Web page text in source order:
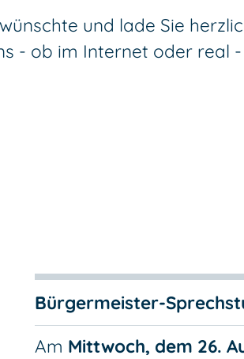
und lade Sie
- ob im Internet oder real
Bürgermeister-
Am Mittwoch, dem 26.